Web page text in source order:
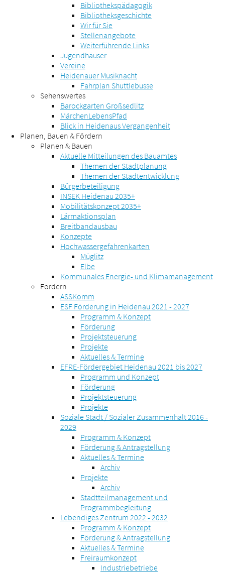
Bibliothekspädagogik
Bibliotheksgeschichte
Wir für Sie
Stellenangebote
Weiterführende Links
Jugendhäuser
Vereine
Heidenauer Musiknacht
Fahrplan Shuttlebusse
Sehenswertes
Barockgarten Großsedlitz
MärchenLebensPfad
Blick in Heidenaus Vergangenheit
Planen, Bauen & Fördern
Planen & Bauen
Aktuelle Mitteilungen des Bauamtes
Themen der Stadtplanung
Themen der Stadtentwicklung
Bürgerbeteiligung
INSEK Heidenau 2035+
Mobilitätskonzept 2035+
Lärmaktionsplan
Breitbandausbau
Konzepte
Hochwassergefahrenkarten
Müglitz
Elbe
Kommunales Energie- und Klimamanagement
Fördern
ASSKomm
ESF Förderung in Heidenau 2021 - 2027
Programm & Konzept
Förderung
Projektsteuerung
Projekte
Aktuelles & Termine
EFRE-Fördergebiet Heidenau 2021 bis 2027
Programm und Konzept
Förderung
Projektsteuerung
Projekte
Soziale Stadt / Sozialer Zusammenhalt 2016 -
2029
Programm & Konzept
Förderung & Antragstellung
Aktuelles & Termine
Archiv
Projekte
Archiv
Stadtteilmanagement und
Programmbegleitung
Lebendiges Zentrum 2022 - 2032
Programm & Konzept
Förderung & Antragstellung
Aktuelles & Termine
Freiraumkonzept
Industriebetriebe